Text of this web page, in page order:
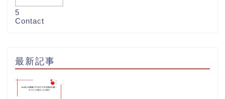
5
Contact
最新記事